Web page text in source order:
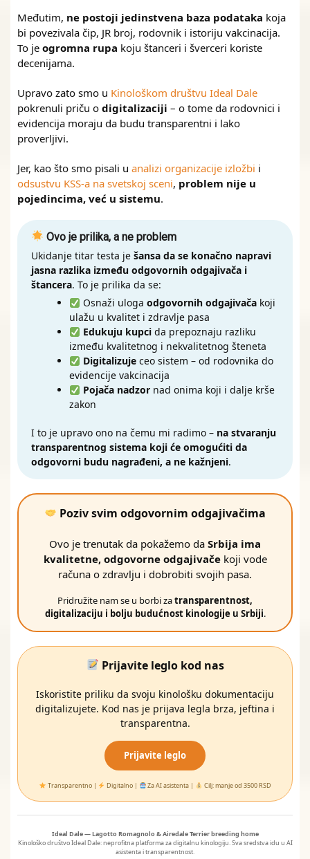
Međutim, ne postoji jedinstvena baza podataka koja
bi povezivala čip, JR broj, rodovnik i istoriju vakcinacija.
To je ogromna rupa koju štanceri i šverceri koriste
decenijama.
Upravo zato smo u Kinološkom društvu Ideal Dale
pokrenuli priču o digitalizaciji – o tome da rodovnici i
evidencija moraju da budu transparentni i lako
proverljivi.
Jer, kao što smo pisali u analizi organizacije izložbi i
odsustvu KSS-a na svetskoj sceni, problem nije u
pojedincima, već u sistemu.
Ovo je prilika, a ne problem
Ukidanje titar testa je šansa da se konačno napravi
jasna razlika između odgovornih odgajivača i
štancera. To je prilika da se:
Osnaži uloga odgovornih odgajivačakoji
ulažu u kvalitet i zdravlje pasa
Edukuju kupcida prepoznaju razliku
između kvalitetnog i nekvalitetnog šteneta
Digitalizujeceo sistem – od rodovnika do
evidencije vakcinacija
Pojača nadzornad onima koji i dalje krše
zakon
I to je upravo ono na čemu mi radimo – na stvaranju
transparentnog sistema koji će omogućiti da
odgovorni budu nagrađeni, a ne kažnjeni.
Poziv svim odgovornim odgajivačima
Ovo je trenutak da pokažemo da Srbija ima
kvalitetne, odgovorne odgajivačekoji vode
računa o zdravlju i dobrobiti svojih pasa.
Pridružite nam se u borbi zatransparentnost,
digitalizaciju i bolju budućnost kinologije u Srbiji.
Prijavite leglo kod nas
Iskoristite priliku da svoju kinološku dokumentaciju
digitalizujete. Kod nas je prijava legla brza, jeftina i
transparentna.
Prijavite leglo
Transparentno | Digitalno | Za AI asistenta | Cilj: manje od 3500 RSD
Ideal Dale — Lagotto Romagnolo & Airedale Terrier breeding home
Kinološko društvo Ideal Dale: neprofitna platforma za digitalnu kinologiju. Sva sredstva idu u AI
asistenta i transparentnost.